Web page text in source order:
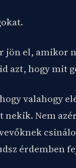
jön el, amikor
azt, hogy mit
valahogy
Nem
érdemben